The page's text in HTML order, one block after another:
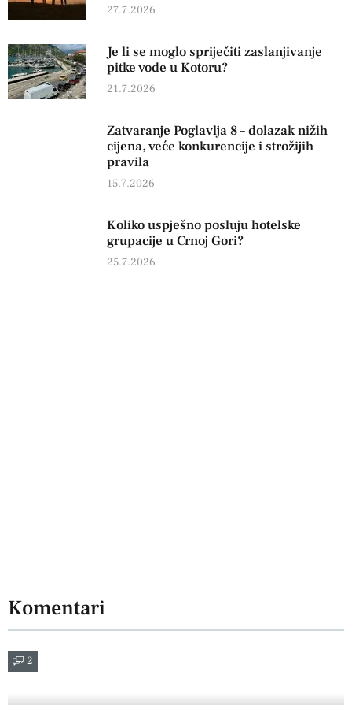
27.7.2026
Je li se moglo spriječiti zaslanjivanje
pitke vode u Kotoru?
21.7.2026
Zatvaranje Poglavlja 8 – dolazak nižih
cijena, veće konkurencije i strožijih
pravila
15.7.2026
Koliko uspješno posluju hotelske
grupacije u Crnoj Gori?
25.7.2026
Komentari
2